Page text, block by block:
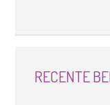
RECENTE